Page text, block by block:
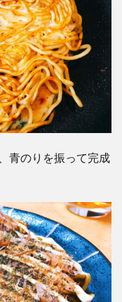
青のりを振って完成